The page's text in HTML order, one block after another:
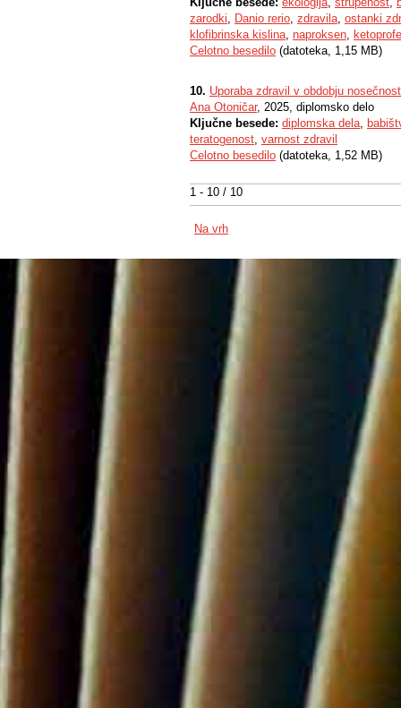
1 - 10 / 10
zarodki, Danio rerio, zdravila, ostanki
klofibrinska kislina, naproksen,
Celotno besedilo (datoteka, 1,15 MB)
10. Uporaba zdravil v obdobju
Ana Otoničar, 2025, diplomsko delo
Ključne besede: diplomska dela,
teratogenost, varnost zdravil
Celotno besedilo (datoteka, 1,52 MB)
Na vrh